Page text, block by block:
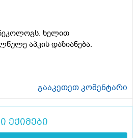
ხელით
აპკის დაზიანება.
გააკეთეთ კომენტარი
ექიმები